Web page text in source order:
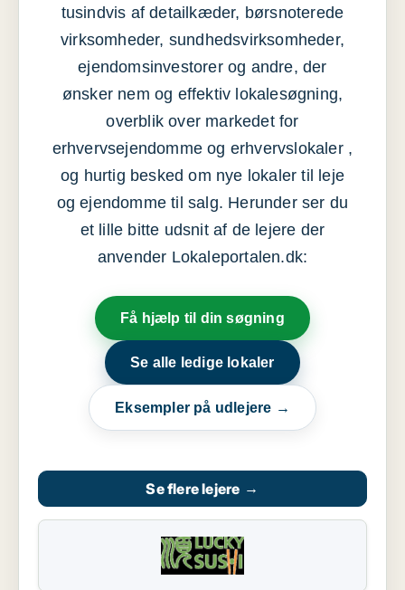
tusindvis af detailkæder, børsnoterede
virksomheder, sundhedsvirksomheder,
ejendomsinvestorer og andre, der
ønsker nem og effektiv lokalesøgning,
overblik over markedet for
erhvervsejendomme og erhvervslokaler ,
og hurtig besked om nye lokaler til leje
og ejendomme til salg. Herunder ser du
et lille bitte udsnit af de lejere der
anvender Lokaleportalen.dk:
Få hjælp til din søgning
Se alle ledige lokaler
Eksempler på udlejere →
Se flere lejere →